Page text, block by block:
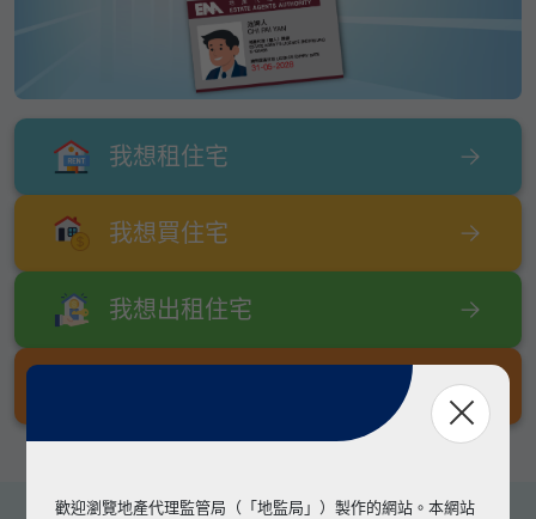
我想租住宅
我想買住宅
我想出租住宅
歡迎瀏覽地產代理監管局（「地監局」）製作的網站。本網站